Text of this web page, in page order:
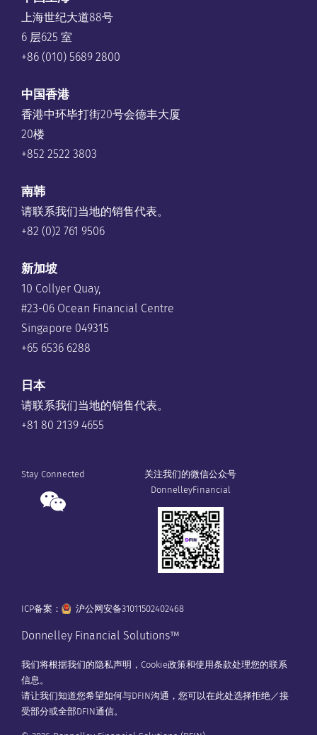
上海世纪大道88号
6 层625 室
+86 (010) 5689 2800
中国香港
香港中环毕打街20号会德丰大厦
20楼
+852 2522 3803
南韩
请联系我们当地的销售代表。
+82 (0)2 761 9506
新加坡
10 Collyer Quay,
#23-06 Ocean Financial Centre
Singapore 049315
+65 6536 6288
日本
请联系我们当地的销售代表。
+81 80 2139 4655
Stay Connected
关注我们的微信公众号
DonnelleyFinancial
ICP备案： 沪公网安备31011502402468
Donnelley Financial Solutions™
我们将根据我们的隐私声明 ， Cookie政策和使用条款处理您的联系
信息。
请让我们知道您希望如何与DFIN沟通，您可以在此处选择拒绝／接
受部分或全部DFIN通信。